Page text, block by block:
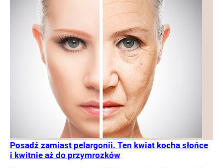
Posadź zamiast pelargonii. Ten kwiat kocha słońce
i kwitnie aż do przymrozków